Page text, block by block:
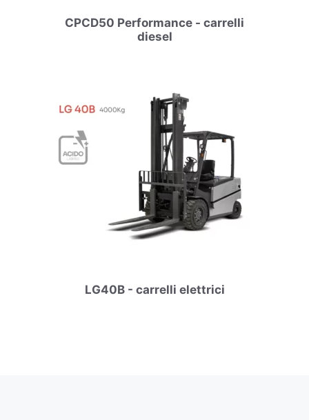
CPCD50 Performance - carrelli
diesel
LG40B - carrelli elettrici